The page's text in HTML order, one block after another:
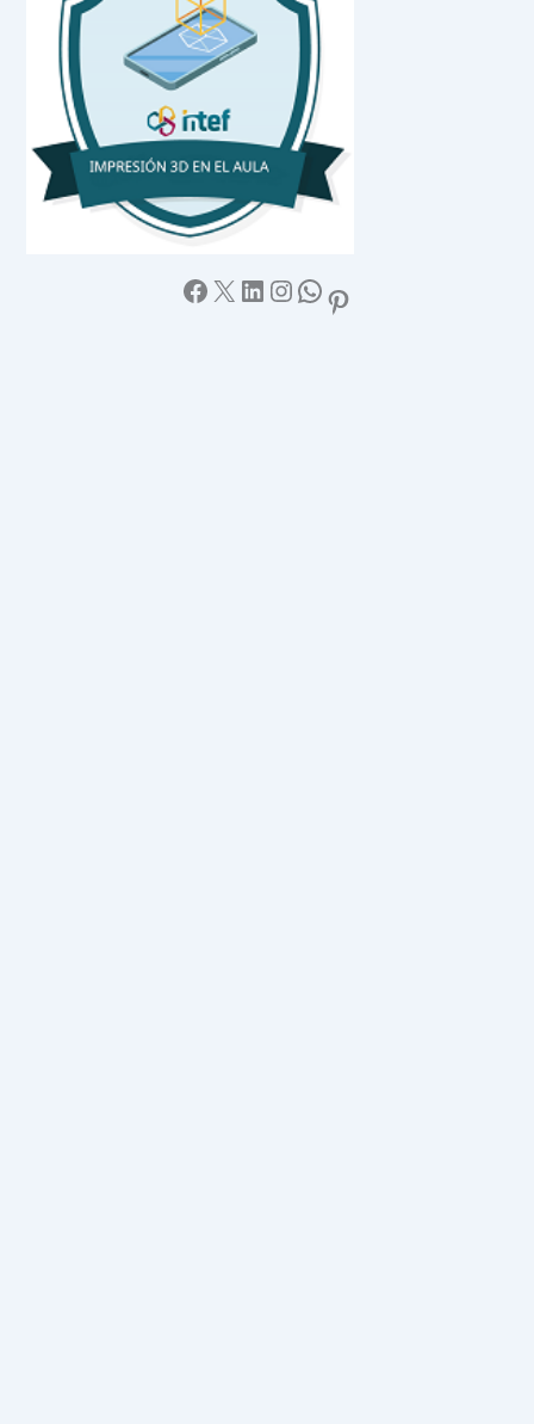
Facebook X LinkedIn Instagram WhatsApp Pinterest